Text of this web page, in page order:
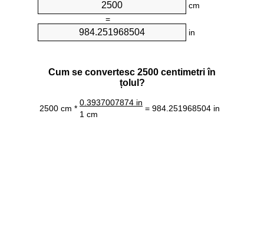
cm
=
in
Cum se convertesc 2500 centimetri în
țolul?
2500 cm *
0.3937007874 in
= 984.251968504 in
1 cm